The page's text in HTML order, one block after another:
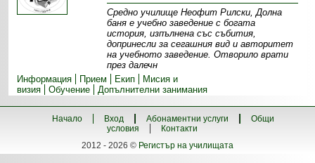
Средно училище Неофит Рилски, Долна
баня е учебно заведение с богата
история, изпълнена със събития,
допринесли за сегашния вид и авторитет
на учебното заведение. Отворило врати
през далечн
Информация
Прием Екип
Мисия и
визия
Обучение Допълнителни занимания
Начало Вход Абонаментни услуги
Общи
условия
Контакти
2012 - 2026 © Регистър на училищата